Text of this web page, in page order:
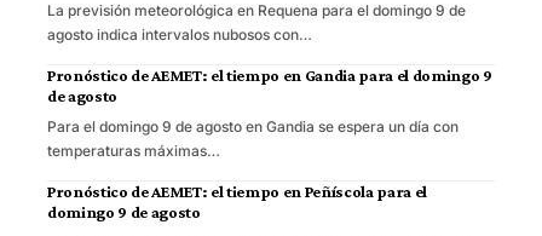
La previsión meteorológica en Requena para el domingo 9 de
agosto indica intervalos nubosos con…
Pronóstico de AEMET: el tiempo en Gandia para el domingo 9
de agosto
Para el domingo 9 de agosto en Gandia se espera un día con
temperaturas máximas…
Pronóstico de AEMET: el tiempo en Peñíscola para el
domingo 9 de agosto